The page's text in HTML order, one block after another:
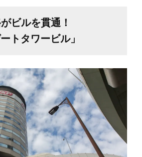
ビルを貫通！
トタワービル」